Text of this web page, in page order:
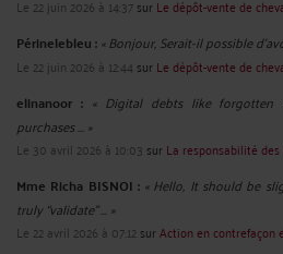
Le 22 juin 2026 à 14:37sur Le dépôt-vente de
Périnelebleu :« Bonjour, Serait-il possible
Le 22 juin 2026 à 12:44 sur Le dépôt-vente de
elinanoor : « Digital debts like forgotten
purchases ... »
Le 30 avril 2026 à 10:03 sur La responsabilité
Mme Richa BISNOI : « Hello, It should be
truly “validate” ... »
Le 22 avril 2026 à 07:12surAction en contrefaçon